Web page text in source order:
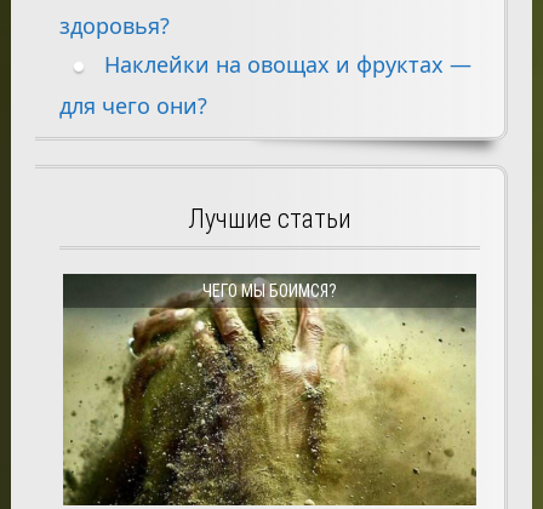
здоровья?
Наклейки на овощах и фруктах —
для чего они?
Лучшие статьи
ЧЕГО МЫ БОИМСЯ?